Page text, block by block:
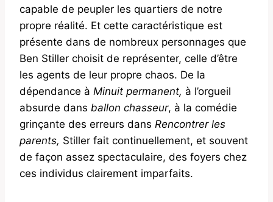
capable de peupler les quartiers de notre
propre réalité. Et cette caractéristique est
présente dans de nombreux personnages que
Ben Stiller choisit de représenter, celle d’être
les agents de leur propre chaos. De la
dépendance à Minuit permanent, à l’orgueil
absurde dans ballon chasseur, à la comédie
grinçante des erreurs dans Rencontrer les
parents, Stiller fait continuellement, et souvent
de façon assez spectaculaire, des foyers chez
ces individus clairement imparfaits.